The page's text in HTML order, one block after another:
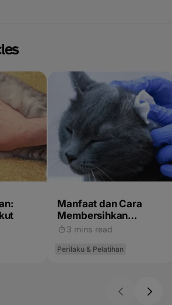
Manfaat dan Cara
Membersihkan
Telinga Kucing
3 mins read
Perilaku & Pelatihan